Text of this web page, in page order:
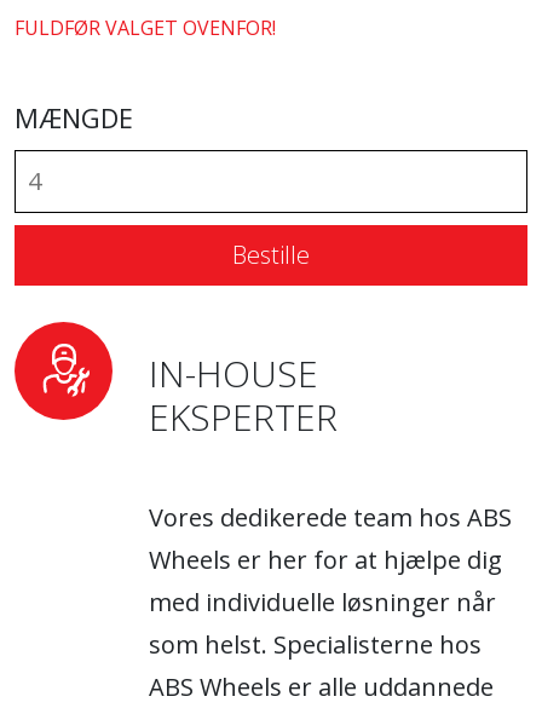
FULDFØR VALGET OVENFOR!
MÆNGDE
Bestille
IN-HOUSE
EKSPERTER
Vores dedikerede team hos ABS
Wheels er her for at hjælpe dig
med individuelle løsninger når
som helst. Specialisterne hos
ABS Wheels er alle uddannede